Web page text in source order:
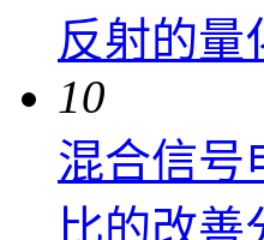
反射的量
10
混合信号
比的改善